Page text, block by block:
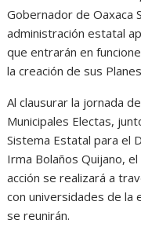
Gobernador de Oaxaca
administración estatal
que entrarán en
la creación de sus
Al clausurar la jornada
Municipales Electas,
Sistema Estatal para el
Irma Bolaños Quijano,
acción se realizará a
con universidades de la
se reunirán.